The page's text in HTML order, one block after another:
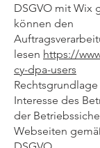
DSGVO mit Wix
können den
lesen https://
cy-dpa-users
Interesse des
der
Webseiten